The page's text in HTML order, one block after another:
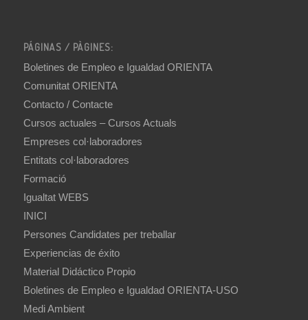
PÁGINAS / PÀGINES:
Boletines de Empleo e Igualdad ORIENTA
Comunitat ORIENTA
Contacto / Contacte
Cursos actuales – Cursos Actuals
Empreses col·laboradores
Entitats col·laboradores
Formació
Igualtat WEBS
INICI
Persones Candidates per treballar
Experiencias de éxito
Material Didáctico Propio
Boletines de Empleo e Igualdad ORIENTA-USO
Medi Ambient